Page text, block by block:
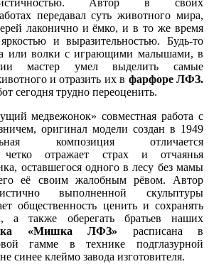
Автор в своих
передавал суть животного мира,
лаконично и ёмко, и в то же время
и выразительностью. Будь-то
или волки с играющими малышами, в
мастер умел выделить самые
и отразить их в фарфоре ЛФЗ.
сегодня трудно переоценить.
медвежонок» совместная работа с
оригинал модели создан в 1949
композиция отличается
четко отражает страх и отчаянья
оставшегося одного в лесу без мамы
её своим жалобным рёвом. Автор
выполненной скульптуры
общественность ценить и сохранять
а также оберегать братьев наших
«Мишка ЛФЗ» расписана в
гамме в технике подглазурной
синее клеймо завода изготовителя.